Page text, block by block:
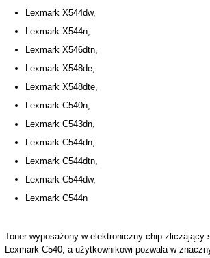
Lexmark X544dw,
Lexmark X544n,
Lexmark X546dtn,
Lexmark X548de,
Lexmark X548dte,
Lexmark C540n,
Lexmark C543dn,
Lexmark C544dn,
Lexmark C544dtn,
Lexmark C544dw,
Lexmark C544n
Toner wyposażony w elektroniczny chip zliczający
Lexmark C540, a użytkownikowi pozwala w